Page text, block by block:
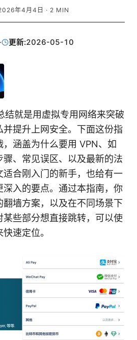
年4月4日 · 2 MIN
· 更新:2026-05-10
结就是用虚拟专用网络来突破
提升上网安全。下面这份指
涵盖为什么要用 VPN、如
、常见误区、以及最新的法
合刚入门的新手，也给有一
深入的要点。通过本指南，你
墙方案，以及在不同场景下
某些部分想直接跳转，可以使
速定位。